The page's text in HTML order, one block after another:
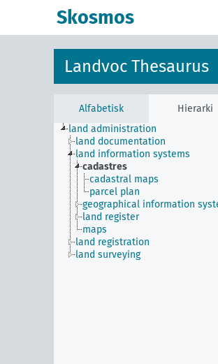
Skosmos
Landvoc Thesaurus
Alfabetisk Hierarki
land administration
land documentation
land information systems
cadastres
cadastral maps
parcel plan
geographical information
land register
maps
land registration
land surveying